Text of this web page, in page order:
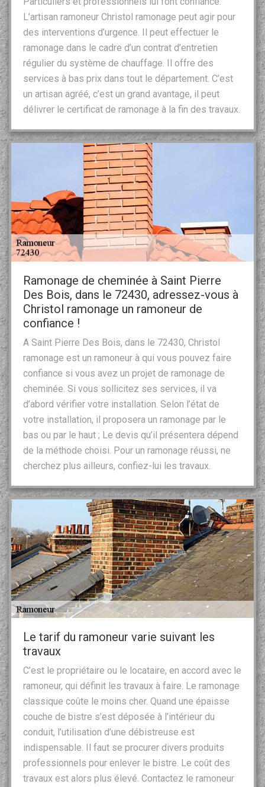
L’artisan ramoneur Christol ramonage peut agir pour
des interventions d’urgence. Il peut effectuer le
ramonage dans le cadre d’un contrat d’entretien
régulier du système de chauffage. Il offre des
services à bas prix dans tout le département. C’est
un artisan agréé, c’est un grand avantage, il peut
délivrer le certificat de ramonage à la fin des travaux.
Ramonage de cheminée à Saint Pierre
Des Bois, dans le 72430, adressez-vous à
Christol ramonage un ramoneur de
confiance !
A Saint Pierre Des Bois, dans le 72430, Christol
ramonage est un ramoneur à qui vous pouvez faire
confiance si vous avez un projet de ramonage de
cheminée. Si vous sollicitez ses services, il va
d’abord vérifier votre installation. Selon l’état de
votre installation, il proposera un ramonage par le
bas ou par le haut ; Le devis qu’il présentera dépend
de la méthode choisi. Pour un ramonage réussi, ne
cherchez plus ailleurs, confiez-lui les travaux.
Le tarif du ramoneur varie suivant les
travaux
C’est le propriétaire ou le locataire, en accord avec le
ramoneur, qui définit les travaux à faire. Le ramonage
classique coûte le moins cher. Quand une épaisse
couche de bistre s’est déposée à l’intérieur du
conduit, l’utilisation d’une débistreuse est
indispensable. Il faut se procurer divers produits
professionnels pour enlever le bistre. Le coût des
travaux est alors plus élevé. Contactez le ramoneur